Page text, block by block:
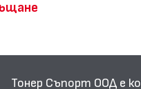
Тонер Съпорт ООД е